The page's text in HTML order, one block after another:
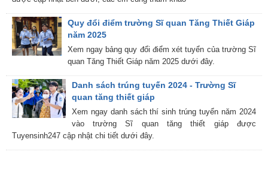
Quy đổi điểm trường Sĩ quan Tăng Thiết Giáp
năm 2025
Xem ngay bảng quy đổi điểm xét tuyển của trường Sĩ
quan Tăng Thiết Giáp năm 2025 dưới đây.
Danh sách trúng tuyến 2024 - Trường Sĩ
quan tăng thiết giáp
Xem ngay danh sách thí sinh trúng tuyển năm 2024
vào trường Sĩ quan tăng thiết giáp được
Tuyensinh247 cập nhật chi tiết dưới đây.